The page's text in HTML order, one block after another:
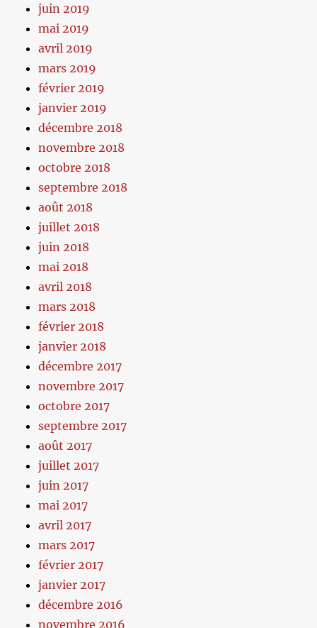
juin 2019
mai 2019
avril 2019
mars 2019
février 2019
janvier 2019
décembre 2018
novembre 2018
octobre 2018
septembre 2018
août 2018
juillet 2018
juin 2018
mai 2018
avril 2018
mars 2018
février 2018
janvier 2018
décembre 2017
novembre 2017
octobre 2017
septembre 2017
août 2017
juillet 2017
juin 2017
mai 2017
avril 2017
mars 2017
février 2017
janvier 2017
décembre 2016
novembre 2016